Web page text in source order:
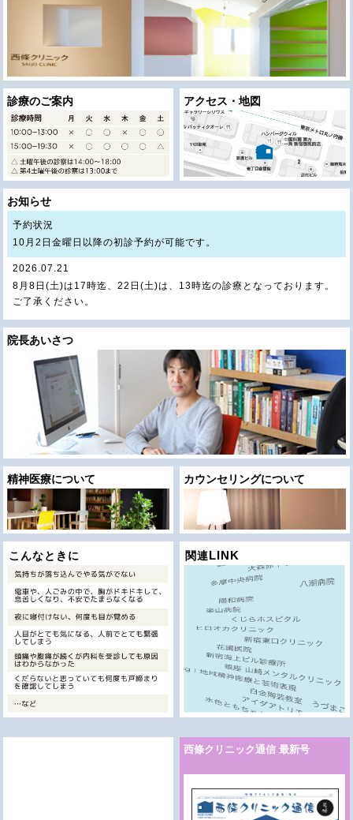
診療のご案内 アクセス・地図
お知らせ
予約状況
10月2日金曜日以降の初診予約が可能です。
2026.07.21
8月8日(土)は17時迄、22日(土)は、13時迄の診療となっております。
ご了承ください。
2026.07.21
8月9日（日）から17日（月）は、夏期休診となっております。ご了承
下さい。
2025.09.29
ブログを更新しました。＜当直勤務終了にあたって＞
2025.08.26
ブログを更新しました。＜西條クリニック 出張講演レポート（都立新
島高校）＞
2024.04.20
2024年4月17日より、キャッシュレス決済がご利用頂けるようになり
ました。
2023.06.04
LOOP.Vol13 に拙文を載せていただきました。或る終焉 の映画評で
す。
院長あいさつ
精神医療について カウンセリングについて
こんなときに 関連LINK
西條クリニック通信 最新号